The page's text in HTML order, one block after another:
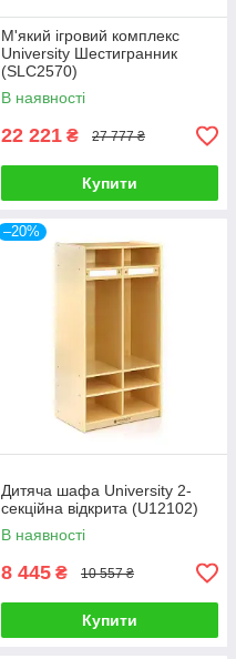
М'який ігровий комплекс
University Шестигранник
(SLC2570)
В наявності
22 221 ₴ 27 777 ₴
Купити
–20%
Дитяча шафа University 2-
секційна відкрита (U12102)
В наявності
8 445 ₴ 10 557 ₴
Купити